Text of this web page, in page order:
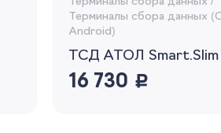
Терминалы сбора данных
Android)
ТСД АТОЛ Smart.Slim
16 730 руб.